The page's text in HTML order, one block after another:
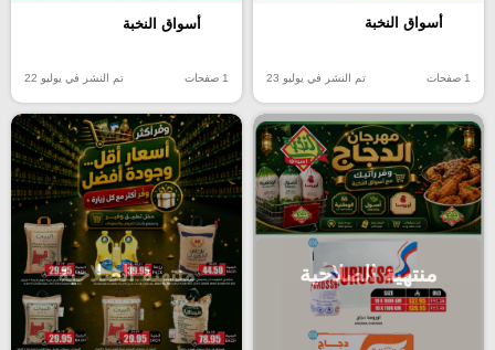
أسواق النخبة
1 صفحات تم النشر في يوليو 23
أسواق النخبة
1 صفحات تم النشر في يوليو 22
منتهية الصلاحية منتهية الصلاحية